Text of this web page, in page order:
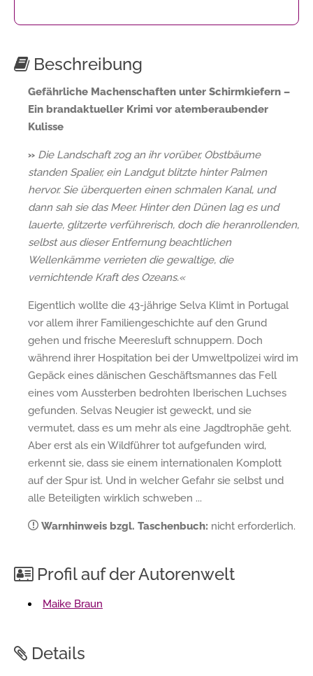
Beschreibung
Gefährliche Machenschaften unter Schirmkiefern –
Ein brandaktueller Krimi vor atemberaubender
Kulisse
» Die Landschaft zog an ihr vorüber, Obstbäume
standen Spalier, ein Landgut blitzte hinter Palmen
hervor. Sie überquerten einen schmalen Kanal, und
dann sah sie das Meer. Hinter den Dünen lag es und
lauerte, glitzerte verführerisch, doch die heranrollenden,
selbst aus dieser Entfernung beachtlichen
Wellenkämme verrieten die gewaltige, die
vernichtende Kraft des Ozeans.«
Eigentlich wollte die 43-jährige Selva Klimt in Portugal
vor allem ihrer Familiengeschichte auf den Grund
gehen und frische Meeresluft schnuppern. Doch
während ihrer Hospitation bei der Umweltpolizei wird im
Gepäck eines dänischen Geschäftsmannes das Fell
eines vom Aussterben bedrohten Iberischen Luchses
gefunden. Selvas Neugier ist geweckt, und sie
vermutet, dass es um mehr als eine Jagdtrophäe geht.
Aber erst als ein Wildführer tot aufgefunden wird,
erkennt sie, dass sie einem internationalen Komplott
auf der Spur ist. Und in welcher Gefahr sie selbst und
alle Beteiligten wirklich schweben ...
Warnhinweis bzgl. Taschenbuch: nicht erforderlich.
Profil auf der Autorenwelt
Maike Braun
Details